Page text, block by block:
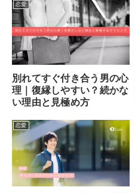
恋愛
別れてすぐ付き合う男の心
理｜復縁しやすい？続かな
い理由と見極め方
恋愛